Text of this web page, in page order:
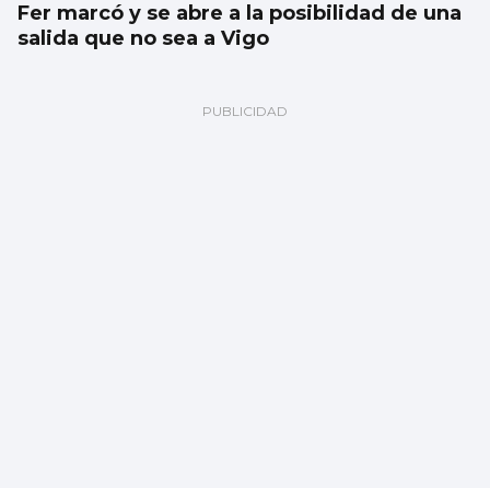
Fer marcó y se abre a la posibilidad de una
salida que no sea a Vigo